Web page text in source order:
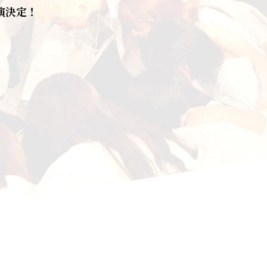
定！